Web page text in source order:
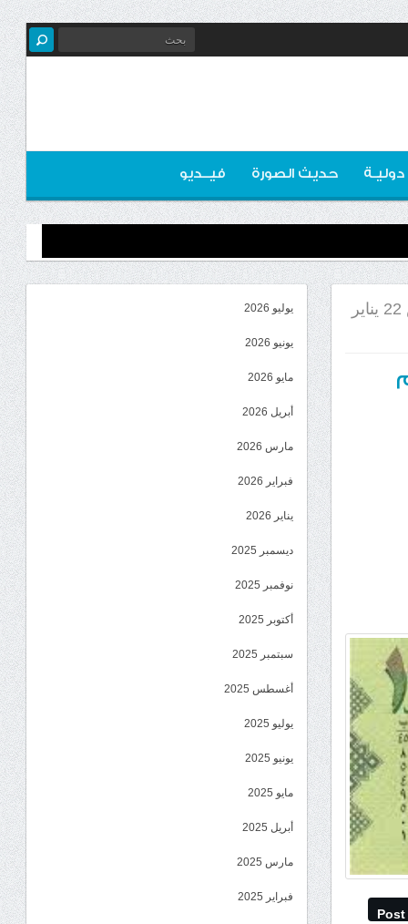
دوليـة حديث الصورة فيــديو
أسعار صرف الريال اليمني مساء الخميس 22 يناير
Post
يوليو 2026
يونيو 2026
مايو 2026
أبريل 2026
مارس 2026
فبراير 2026
يناير 2026
ديسمبر 2025
نوفمبر 2025
أكتوبر 2025
سبتمبر 2025
أغسطس 2025
يوليو 2025
يونيو 2025
مايو 2025
أبريل 2025
مارس 2025
فبراير 2025